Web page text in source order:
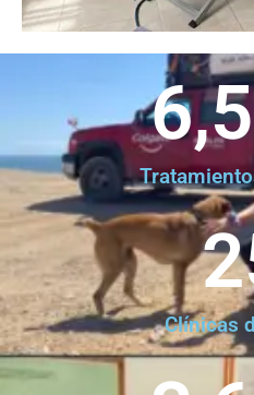
Clínicas